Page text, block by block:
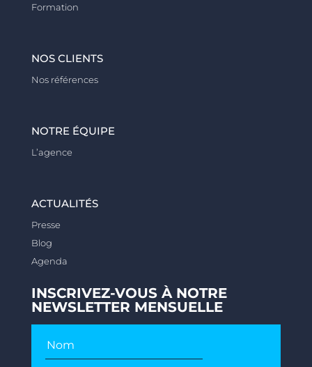
Formation
NOS CLIENTS
Nos références
NOTRE ÉQUIPE
L’agence
ACTUALITÉS
Presse
Blog
Agenda
INSCRIVEZ-VOUS À NOTRE
NEWSLETTER MENSUELLE